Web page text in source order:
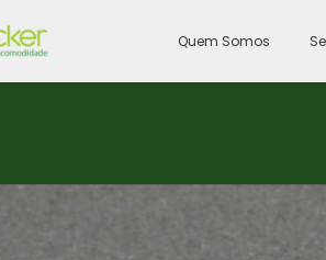
Quem Somos